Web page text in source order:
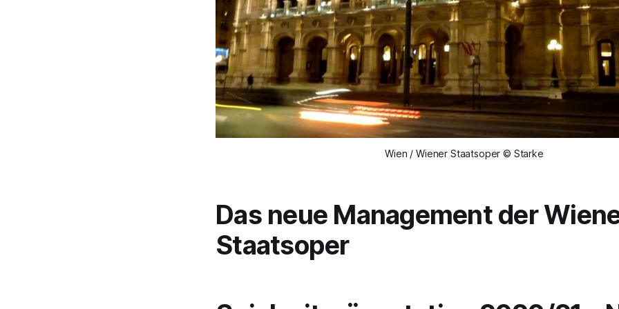
Wien / Wiener Staatsoper © Starke
Das neue Management der
Staatsoper